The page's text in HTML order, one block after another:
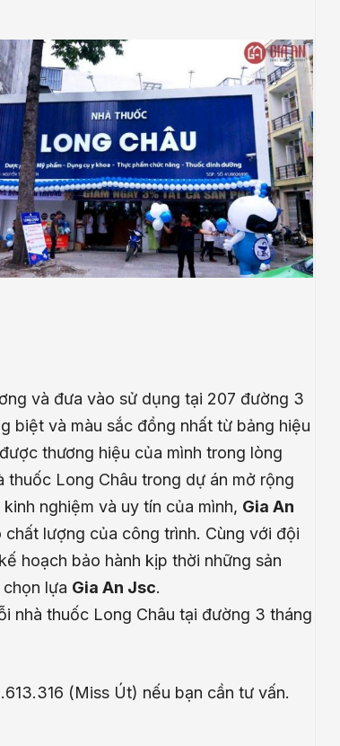
và đưa vào sử dụng tại 207 đường 3
biệt và màu sắc đồng nhất từ bảng hiệu
thương hiệu của mình trong lòng
thuốc Long Châu trong dự án mở rộng
nghiệm và uy tín của mình, Gia An
lượng của công trình. Cùng với đội
hoạch bảo hành kịp thời những sản
lựa Gia An Jsc.
nhà thuốc Long Châu tại đường 3 tháng
(Miss Út) nếu bạn cần tư vấn.